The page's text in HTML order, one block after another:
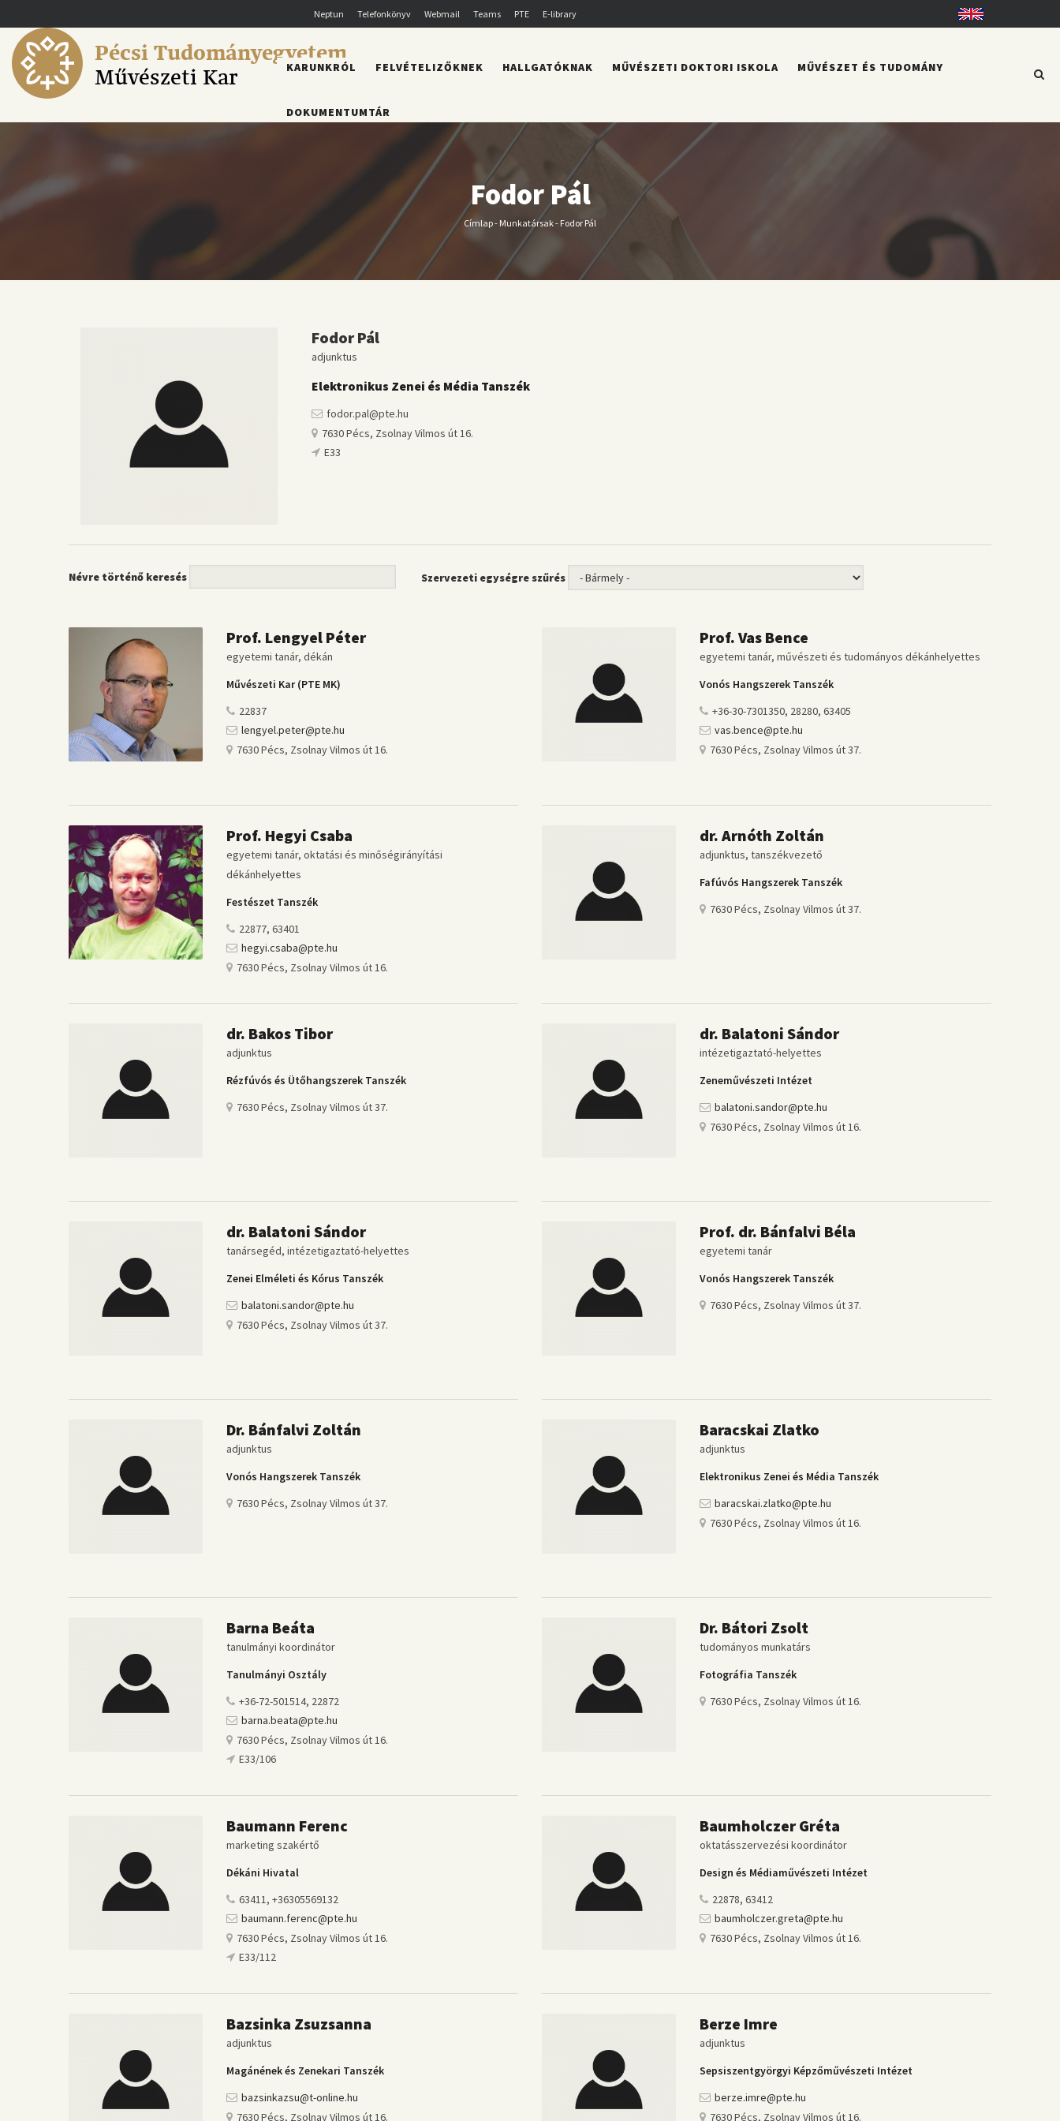
a
tartalomra
Neptun Telefonkönyv Webmail Teams PTE E-library English
Pécsi Tudományegyetem
Művészeti Kar
FŐMENÜ
KARUNKRÓL FELVÉTELIZŐKNEK HALLGATÓKNAK MŰVÉSZETI DOKTORI ISKOLA MŰVÉSZET ÉS TUDOMÁNY
DOKUMENTUMTÁR
Fodor Pál
Morzsa
Címlap- Munkatársak- Fodor Pál
Fodor Pál
adjunktus
Elektronikus Zenei és Média Tanszék
fodor.pal@pte.hu
7630 Pécs, Zsolnay Vilmos út 16.
E33
Névre történő keresés Szervezeti egységre szűrés
Prof. Lengyel Péter
egyetemi tanár, dékán
Művészeti Kar (PTE MK)
22837
lengyel.peter@pte.hu
7630 Pécs, Zsolnay Vilmos út 16.
Prof. Vas Bence
egyetemi tanár, művészeti és tudományos dékánhelyettes
Vonós Hangszerek Tanszék
+36-30-7301350, 28280, 63405
vas.bence@pte.hu
7630 Pécs, Zsolnay Vilmos út 37.
Prof. Hegyi Csaba
egyetemi tanár, oktatási és minőségirányítási
dékánhelyettes
Festészet Tanszék
22877, 63401
hegyi.csaba@pte.hu
7630 Pécs, Zsolnay Vilmos út 16.
dr. Arnóth Zoltán
adjunktus, tanszékvezető
Fafúvós Hangszerek Tanszék
7630 Pécs, Zsolnay Vilmos út 37.
dr. Bakos Tibor
adjunktus
Rézfúvós és Ütőhangszerek Tanszék
7630 Pécs, Zsolnay Vilmos út 37.
dr. Balatoni Sándor
intézetigaztató-helyettes
Zeneművészeti Intézet
balatoni.sandor@pte.hu
7630 Pécs, Zsolnay Vilmos út 16.
dr. Balatoni Sándor
tanársegéd, intézetigaztató-helyettes
Zenei Elméleti és Kórus Tanszék
balatoni.sandor@pte.hu
7630 Pécs, Zsolnay Vilmos út 37.
Prof. dr. Bánfalvi Béla
egyetemi tanár
Vonós Hangszerek Tanszék
7630 Pécs, Zsolnay Vilmos út 37.
Dr. Bánfalvi Zoltán
adjunktus
Vonós Hangszerek Tanszék
7630 Pécs, Zsolnay Vilmos út 37.
Baracskai Zlatko
adjunktus
Elektronikus Zenei és Média Tanszék
baracskai.zlatko@pte.hu
7630 Pécs, Zsolnay Vilmos út 16.
Barna Beáta
tanulmányi koordinátor
Tanulmányi Osztály
+36-72-501514, 22872
barna.beata@pte.hu
7630 Pécs, Zsolnay Vilmos út 16.
E33/106
Dr. Bátori Zsolt
tudományos munkatárs
Fotográfia Tanszék
7630 Pécs, Zsolnay Vilmos út 16.
Baumann Ferenc
marketing szakértő
Dékáni Hivatal
63411, +36305569132
baumann.ferenc@pte.hu
7630 Pécs, Zsolnay Vilmos út 16.
E33/112
Baumholczer Gréta
oktatásszervezési koordinátor
Design és Médiaművészeti Intézet
22878, 63412
baumholczer.greta@pte.hu
7630 Pécs, Zsolnay Vilmos út 16.
Bazsinka Zsuzsanna
adjunktus
Magánének és Zenekari Tanszék
bazsinkazsu@t-online.hu
7630 Pécs, Zsolnay Vilmos út 16.
Berze Imre
adjunktus
Sepsiszentgyörgyi Képzőművészeti Intézet
berze.imre@pte.hu
7630 Pécs, Zsolnay Vilmos út 16.